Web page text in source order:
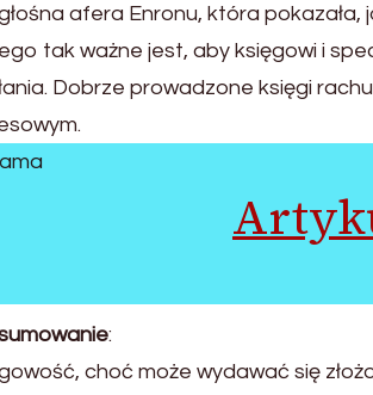
afera Enronu, która
tak ważne jest, aby księgowi i
Dobrze prowadzone księgi
:
choć może wydawać się